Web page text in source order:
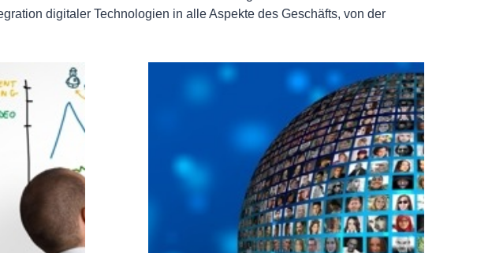
digitaler Technologien in alle Aspekte des Geschäfts, von der